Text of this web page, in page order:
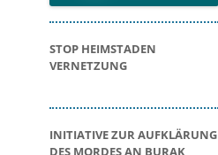
STOP HEIMSTADEN
VERNETZUNG
INITIATIVE ZUR AUFKLÄRUNG
DES MORDES AN BURAK